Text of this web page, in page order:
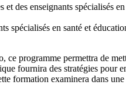
des enseignants spécialisés
spécialisés en santé et
ce programme permettra de
fournira des stratégies pour
formation examinera dans